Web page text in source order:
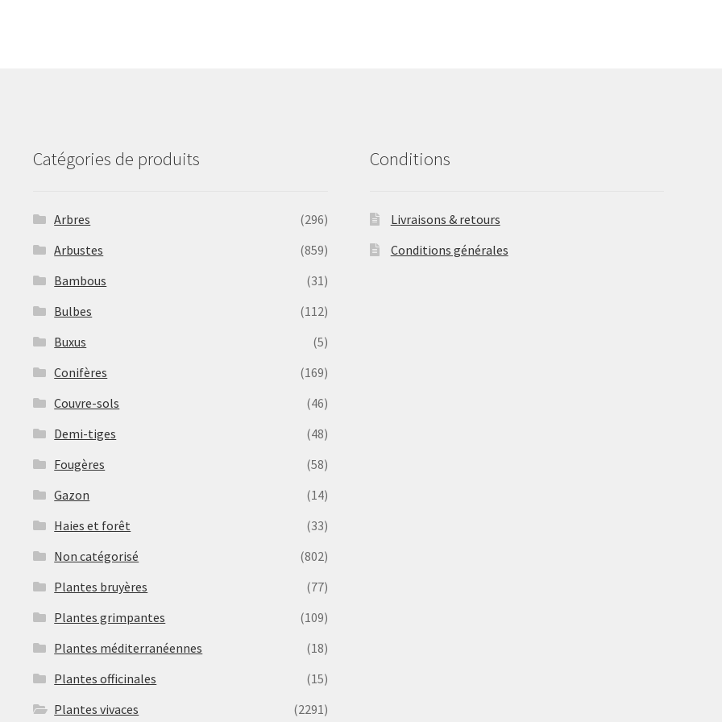
page
page
Catégories de produits
Arbres
(296)
Arbustes
(859)
Bambous
(31)
Bulbes
(112)
Buxus
(5)
Conifères
(169)
Couvre-sols
(46)
Demi-tiges
(48)
Fougères
(58)
Gazon
(14)
Haies et forêt
(33)
Non catégorisé
(802)
Plantes bruyères
(77)
Plantes grimpantes
(109)
Plantes méditerranéennes
(18)
Plantes officinales
(15)
Plantes vivaces
(2291)
Conditions
Livraisons & retours
Conditions générales